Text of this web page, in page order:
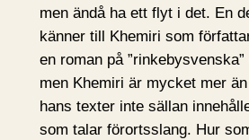
men ändå ha ett flyt i det. En
känner till Khemiri som
en roman på ”rinkebysvenska”
men Khemiri är mycket mer
hans texter inte sällan
som talar förortsslang. Hur